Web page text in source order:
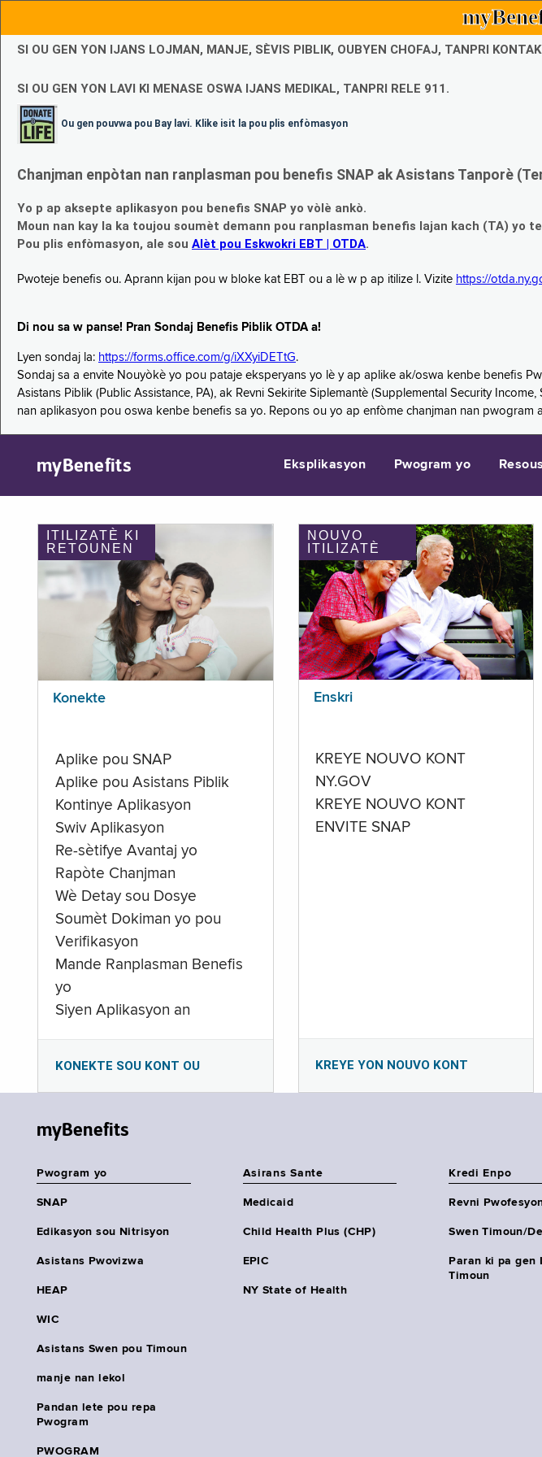
SI OU GEN YON IJANS LOJMAN, MANJE, SÈVIS PIBLIK, OUBYEN CHOFAJ, TANPRI
SI OU GEN YON LAVI KI MENASE OSWA IJANS MEDIKAL, TANPRI RELE 911.
Ou gen pouvwa pou Bay lavi. Klike isit la pou plis enfòmasyon
Chanjman enpòtan nan ranplasman pou benefis SNAP ak Asistans Tanporè
Yo p ap aksepte aplikasyon pou benefis SNAP yo vòlè ankò.
Moun nan kay la ka toujou soumèt demann pou ranplasman benefis lajan kach (TA) yo
Pou plis enfòmasyon, ale sou Alèt pou Eskwokri EBT | OTDA.
Pwoteje benefis ou. Aprann kijan pou w bloke kat EBT ou a lè w p ap itilize l. Vizite https://
Di nou sa w panse! Pran Sondaj Benefis Piblik OTDA a!
Lyen sondaj la: https://forms.office.com/g/iXXyiDETtG.
Sondaj sa a envite Nouyòkè yo pou pataje eksperyans yo lè y ap aplike ak/oswa kenbe benefis
Asistans Piblik (Public Assistance, PA), ak Revni Sekirite Siplemantè (Supplemental Security
nan aplikasyon pou oswa kenbe benefis sa yo. Repons ou yo ap enfòme chanjman nan pwogram
myBenefits Eksplikasyon Pwogram yo Resous
ITILIZATÈ KI
RETOUNEN
Konekte
Aplike pou SNAP
Aplike pou Asistans Piblik
Kontinye Aplikasyon
Swiv Aplikasyon
Re-sètifye Avantaj yo
Rapòte Chanjman
Wè Detay sou Dosye
Soumèt Dokiman yo pou
Verifikasyon
Mande Ranplasman Benefis
yo
Siyen Aplikasyon an
KONEKTE SOU KONT OU
NOUVO
ITILIZATÈ
Enskri
KREYE NOUVO KONT
NY.GOV
KREYE NOUVO KONT
ENVITE SNAP
KREYE YON NOUVO KONT
myBenefits
Pwogram yo
SNAP
Edikasyon sou Nitrisyon
Asistans Pwovizwa
HEAP
WIC
Asistans Swen pou Timoun
manje nan lekol
Pandan lete pou repa
Pwogram
PWOGRAM
Asirans Sante
Medicaid
Child Health Plus (CHP)
EPIC
NY State of Health
Kredi Enpo
Revni
Swen Timoun/
Paran ki pa gen
Timoun